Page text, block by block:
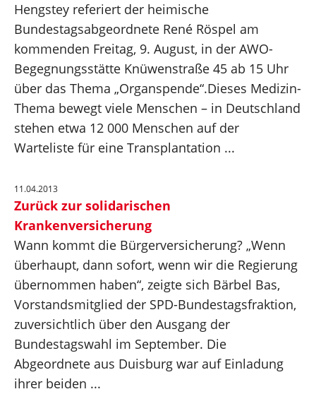
Gute Rente
Klimaschutz
Gesundheit und Pflege
Forschung und Innovation
Hagen und südlicher Ennepe-Ruhr-Kreis
Über mich
Kontakt
Presse
Reden
Termine
Hengstey referiert der heimische
Bundestagsabgeordnete René Röspel am
kommenden Freitag, 9. August, in der AWO-
Begegnungsstätte Knüwenstraße 45 ab 15 Uhr
über das Thema „Organspende“.Dieses Medizin-
Thema bewegt viele Menschen – in Deutschland
stehen etwa 12 000 Menschen auf der
Warteliste für eine Transplantation ...
11.04.2013
Zurück zur solidarischen
Krankenversicherung
Wann kommt die Bürgerversicherung? „Wenn
überhaupt, dann sofort, wenn wir die Regierung
übernommen haben“, zeigte sich Bärbel Bas,
Vorstandsmitglied der SPD-Bundestagsfraktion,
zuversichtlich über den Ausgang der
Bundestagswahl im September. Die
Abgeordnete aus Duisburg war auf Einladung
ihrer beiden ...